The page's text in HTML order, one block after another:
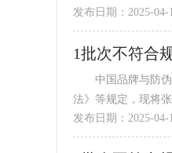
发布日期：2025-04-
1批次不符合
中国品牌与防伪杂志/中国品牌质量网讯 ( 作者 张
法》等规定，现将
发布日期：2025-04-